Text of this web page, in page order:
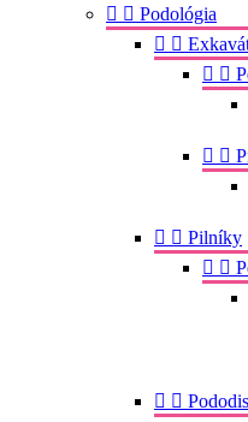
  Podológia
 
 
 
  Pilníky
 
 